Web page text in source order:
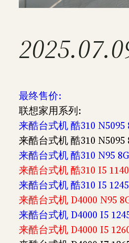
最终售价:
联想家用系列:
来酷台式机 酷310
来酷台式机 酷310
来酷台式机 酷310 N95
来酷台式机 酷310 I5
来酷台式机 酷310 I5
来酷台式机 D4000 N95
来酷台式机 D4000 I5
来酷台式机 D4000 I5